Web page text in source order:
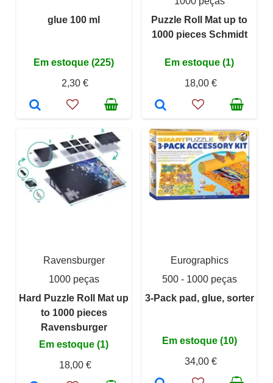
glue 100 ml
Em estoque (225)
2,30 €
Puzzle Roll Mat up to
1000 pieces Schmidt
Em estoque (1)
18,00 €
Ravensburger
1000 peças
Hard Puzzle Roll Mat up
to 1000 pieces
Ravensburger
Em estoque (1)
18,00 €
Eurographics
500 - 1000 peças
3-Pack pad, glue, sorter
Em estoque (10)
34,00 €